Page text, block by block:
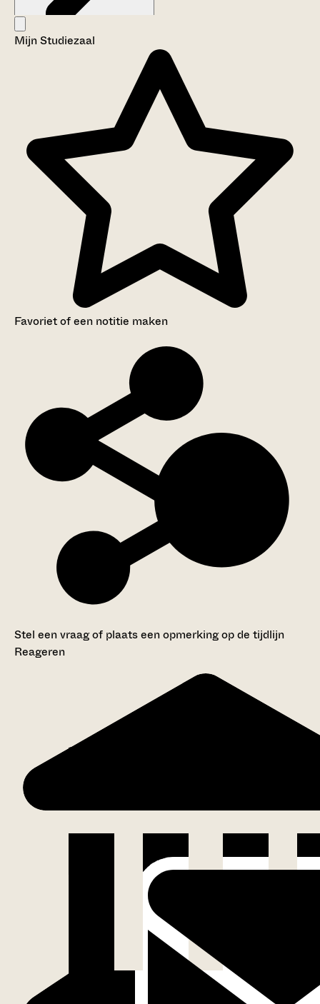
Aanwijzingen voor de gebruiker
Mijn Studiezaal
Favoriet of een notitie maken
Stel een vraag of plaats een opmerking op de tijdlijn
Reageren